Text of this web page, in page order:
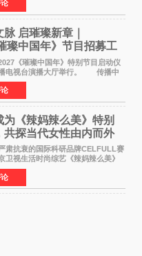
，在活动结束后，仍有不少高校电
现
启璀璨新章｜
璨中国年》节目招募工
动
《璀璨中国年》特别节目启动仪
电视台演播大厅举行。 传播中
化，弘扬纯正国风艺术，打造高规
正能量的文艺盛典，是璀璨中国年
心
为《辣妈辣么美》特别
共探当代女性由内而外
抗衰的国际科研品牌CELFULL赛
卫视生活时尚综艺《辣妈辣么美》
,明星辣妈袁咏仪倾情参与，向广大
健康生活新主张，寄语当代女性在
间